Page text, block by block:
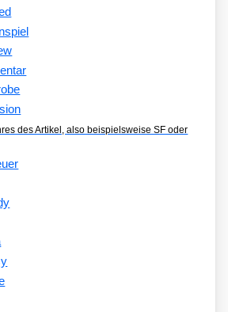
des Artikel, also beispielsweise SF oder